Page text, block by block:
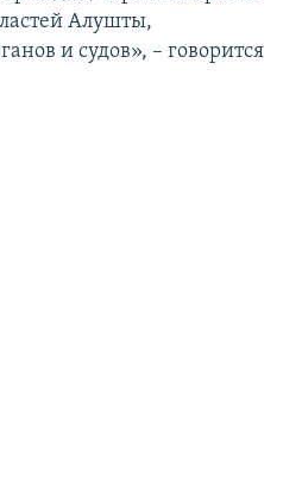
Алушты,
и судов», – говорится